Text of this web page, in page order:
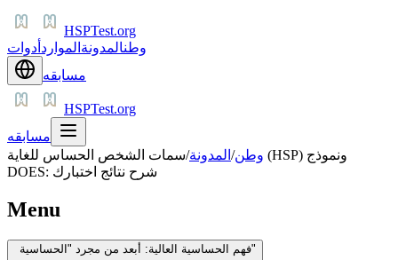
HSPTest.org
وطنالمدونة الموارد أدوات
مسابقه
HSPTest.org
مسابقه
وطن/ المدونة/سمات الشخص الحساس للغاية (HSP) ونموذج
DOES: شرح نتائج اختبارك
Menu
فهم الحساسية العالية: أبعد من مجرد "الحساسية"